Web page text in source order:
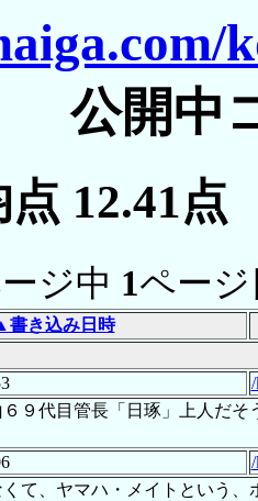
公開中
点 12.41
ジ中 1ペー
書き込み日時
９代目管長「日琢」上人だ
て、ヤマハ・メイトという